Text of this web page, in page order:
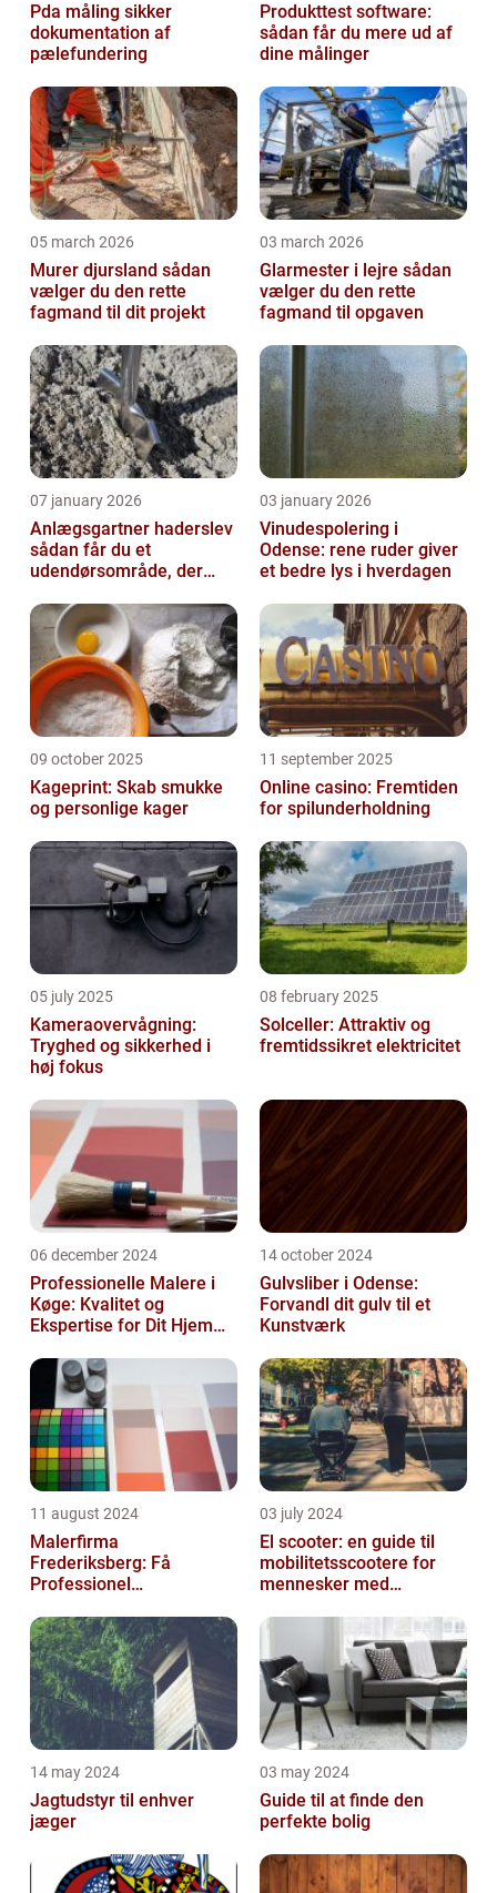
Pda måling sikker
dokumentation af
pælefundering
Produkttest software:
sådan får du mere ud af
dine målinger
05 march 2026
Murer djursland sådan
vælger du den rette
fagmand til dit projekt
03 march 2026
Glarmester i lejre sådan
vælger du den rette
fagmand til opgaven
07 january 2026
Anlægsgartner haderslev
sådan får du et
udendørsområde, der
03 january 2026
Vinudespolering i
Odense: rene ruder giver
et bedre lys i hverdagen
09 october 2025
Kageprint: Skab smukke
og personlige kager
11 september 2025
Online casino: Fremtiden
for spilunderholdning
05 july 2025
Kameraovervågning:
Tryghed og sikkerhed i
høj fokus
08 february 2025
Solceller: Attraktiv og
fremtidssikret elektricitet
06 december 2024
Professionelle Malere i
Køge: Kvalitet og
Ekspertise for Dit Hjem
14 october 2024
Gulvsliber i Odense:
Forvandl dit gulv til et
Kunstværk
11 august 2024
Malerfirma
Frederiksberg: Få
Professionel
eller virksomhed
03 july 2024
El scooter: en guide til
mobilitetsscootere for
mennesker med
14 may 2024
Jagtudstyr til enhver
jæger
03 may 2024
Guide til at finde den
perfekte bolig